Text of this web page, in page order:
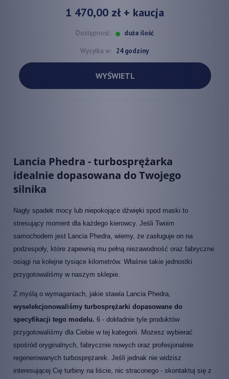
1 470,00 zł+ kaucja
Dostępność: duża ilość
Wysyłka w: 24 godziny
WYŚWIETL
Lancia Phedra - turbosprężarka
idealnie dopasowana do Twojego
silnika
Nagły spadek mocy lub niepokojące dźwięki spod maski to
stresujący moment dla każdego kierowcy. Jeśli Twoim
samochodem jest Lancia Phedra, wiemy, że zasługuje on na
podzespoły, które zapewnią mu pełną niezawodność oraz fabryczne
osiągi na kolejne tysiące kilometrów. Właśnie takie jednostki
przygotowaliśmy w naszym sklepie.
Z myślą o wymaganiach, jakie stawia Lancia Phedra,
wyselekcjonowaliśmy turbosprężarki dopasowane do
specyfikacji tego modelu. 6 - dokładnie tyle produktów
przygotowaliśmy dla Ciebie w tej kategorii. Możesz wybierać
spośród oryginalnych, fabrycznie nowych oraz profesjonalnie
regenerowanych turbosprężarek. Jeśli jednak nie widzisz
interesującej Cię turbiny na liście, nic straconego - skontaktuj się z